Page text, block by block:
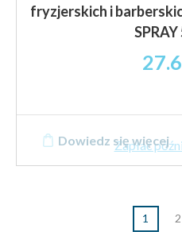
fryzjerskich i
Zapłać
Dowiedz się więcej
1 2